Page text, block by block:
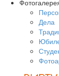
Дела